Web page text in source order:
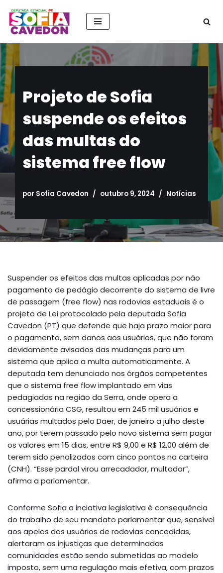
Pular
o
conteúdo
Projeto de Sofia
suspende os efeitos
das multas do
sistema free flow
por Sofia Cavedon outubro 9, 2024 Notícias
Suspender os efeitos das multas aplicadas por não
pagamento de pedágio decorrente do sistema de livre
de passagem (free flow) nas rodovias estaduais é o
projeto de Lei protocolado pela deputada Sofia
Cavedon (PT) que defende que haja prazo maior para
o pagamento, sem danos aos usuários, que não foram
devidamente avisados das mudanças para um
sistema que aplica a multa automaticamente. A
deputada tem denunciado nos órgãos competentes
que o sistema free flow implantado em vias
pedagiadas na região da Serra, onde opera a
concessionária CSG, resultou em 245 mil usuários e
usuárias multados pelo Daer, de janeiro a julho deste
ano, por terem passado pelo novo sistema sem pagar
os valores em 15 dias, entre R$ 9,00 e R$ 12,00 além de
terem sido penalizados com cinco pontos na carteira
(CNH). “Esse pardal virou arrecadador, multador”,
afirma a parlamentar.
Conforme Sofia a inciativa legislativa é consequência
do trabalho de seu mandato parlamentar que, sensível
aos apelos dos usuários de rodovias concedidas,
alertaram as injustiças que determinadas
comunidades estão sendo submetidas ao modelo
imposto, sem uma regulação mais efetiva, com prazos